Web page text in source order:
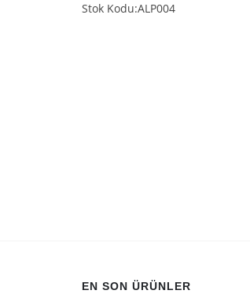
Stok Kodu:ALP004
EN SON ÜRÜNLER